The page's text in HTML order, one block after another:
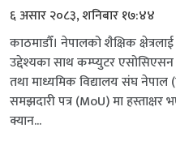
६ असार २०८३, शनिबार १७:४४
काठमाडौँ। नेपालको शैक्षिक
उद्देश्यका साथ कम्प्युटर
तथा माध्यमिक विद्यालय संघ
समझदारी पत्र (MoU) मा
क्यान...